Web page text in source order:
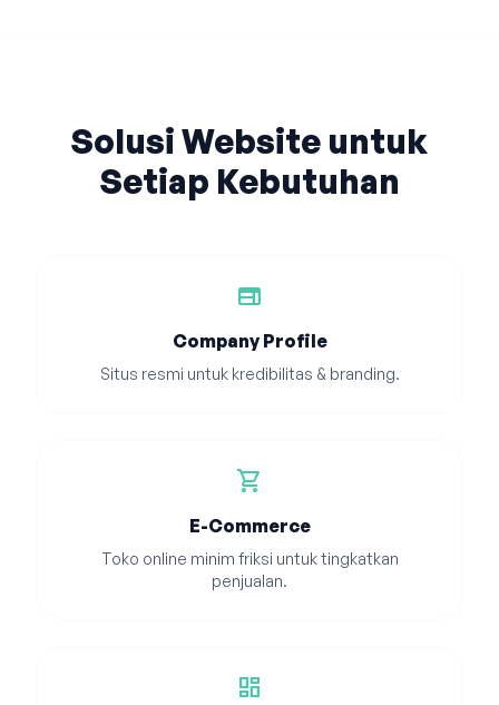
Solusi Website untuk
Setiap Kebutuhan
web
Company Profile
Situs resmi untuk kredibilitas & branding.
shopping_cart
E-Commerce
Toko online minim friksi untuk tingkatkan
penjualan.
dashboard